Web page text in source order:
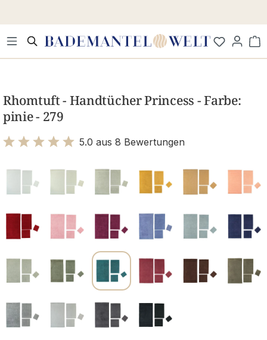
Rhomtuft - Handtücher Princess - Farbe:
pinie - 279
5.0 aus 8 Bewertungen